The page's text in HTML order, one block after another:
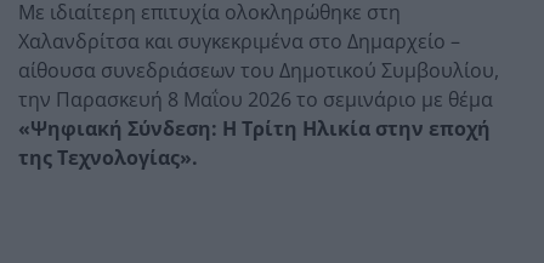
Με ιδιαίτερη επιτυχία ολοκληρώθηκε στη
Χαλανδρίτσα και συγκεκριμένα στο Δημαρχείο –
αίθουσα συνεδριάσεων του Δημοτικού Συμβουλίου,
την Παρασκευή 8 Μαΐου 2026 το σεμινάριο με θέμα
«Ψηφιακή Σύνδεση: Η Τρίτη Ηλικία στην εποχή
της Τεχνολογίας».